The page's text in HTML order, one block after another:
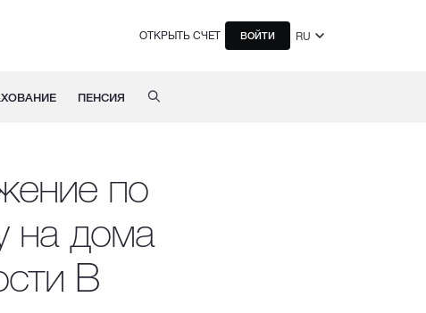
ОТКРЫТЬ СЧЕТ ВОЙТИ RU
ПЕНСИЯ
по
на дома
B